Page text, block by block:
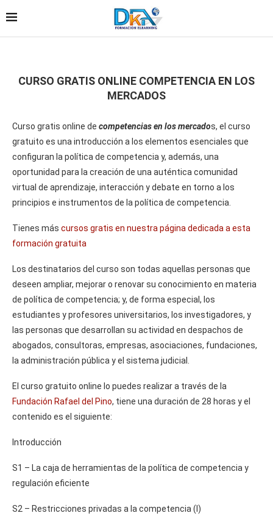
CURSO GRATIS ONLINE COMPETENCIA EN LOS
MERCADOS
Curso gratis online de competencias en los mercados, el curso
gratuito es una introducción a los elementos esenciales que
configuran la política de competencia y, además, una
oportunidad para la creación de una auténtica comunidad
virtual de aprendizaje, interacción y debate en torno a los
principios e instrumentos de la política de competencia.
Tienes más cursos gratis en nuestra página dedicada a esta
formación gratuita
Los destinatarios del curso son todas aquellas personas que
deseen ampliar, mejorar o renovar su conocimiento en materia
de política de competencia; y, de forma especial, los
estudiantes y profesores universitarios, los investigadores, y
las personas que desarrollan su actividad en despachos de
abogados, consultoras, empresas, asociaciones, fundaciones,
la administración pública y el sistema judicial.
El curso gratuito online lo puedes realizar a través de la
Fundación Rafael del Pino, tiene una duración de 28 horas y el
contenido es el siguiente:
Introducción
S1 – La caja de herramientas de la política de competencia y
regulación eficiente
S2 – Restricciones privadas a la competencia (I)